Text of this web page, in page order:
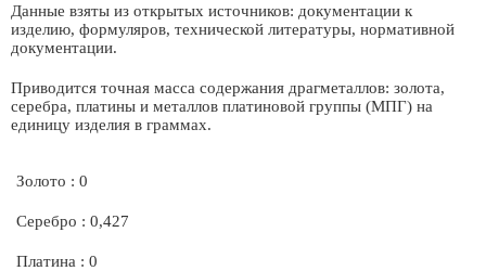
Данные взяты из открытых источников: документации к
изделию, формуляров, технической литературы, нормативной
документации.
Приводится точная масса содержания драгметаллов: золота,
серебра, платины и металлов платиновой группы (МПГ) на
единицу изделия в граммах.
Золото : 0
Серебро : 0,427
Платина : 0